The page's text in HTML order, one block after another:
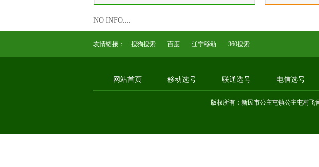
NO INFO....
友情链接： 搜狗搜索 百度 辽宁移动 360搜索
网站首页 移动选号 联通选号 电信选号
版权所有：新民市公主屯镇公主屯村